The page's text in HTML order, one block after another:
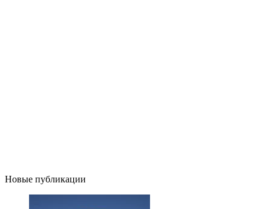
Новые публикации